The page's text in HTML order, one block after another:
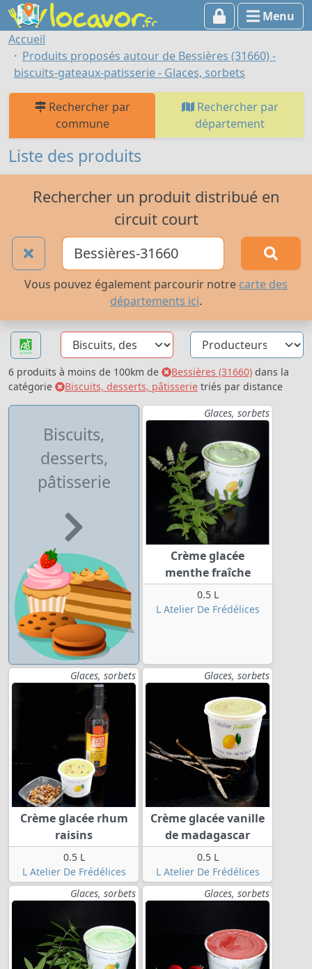
Menu
Accueil
Produits proposés autour de Bessières (31660) -
biscuits-gateaux-patisserie - Glaces, sorbets
Rechercher par
commune
Rechercher par
département
Liste des produits
Rechercher un produit distribué en
circuit court
Vous pouvez également parcourir notre carte des
départements ici.
6 produits à moins de 100km de Bessières (31660) dans la
catégorie
Biscuits, desserts, pâtisserie triés par distance
Biscuits,
desserts,
pâtisserie
Glaces, sorbets
Crème glacée
menthe fraîche
0.5 L
L Atelier De Frédélices
Glaces, sorbets
Crème glacée rhum
raisins
0.5 L
L Atelier De Frédélices
Glaces, sorbets
Crème glacée vanille
de madagascar
0.5 L
L Atelier De Frédélices
Glaces, sorbets
Glaces, sorbets